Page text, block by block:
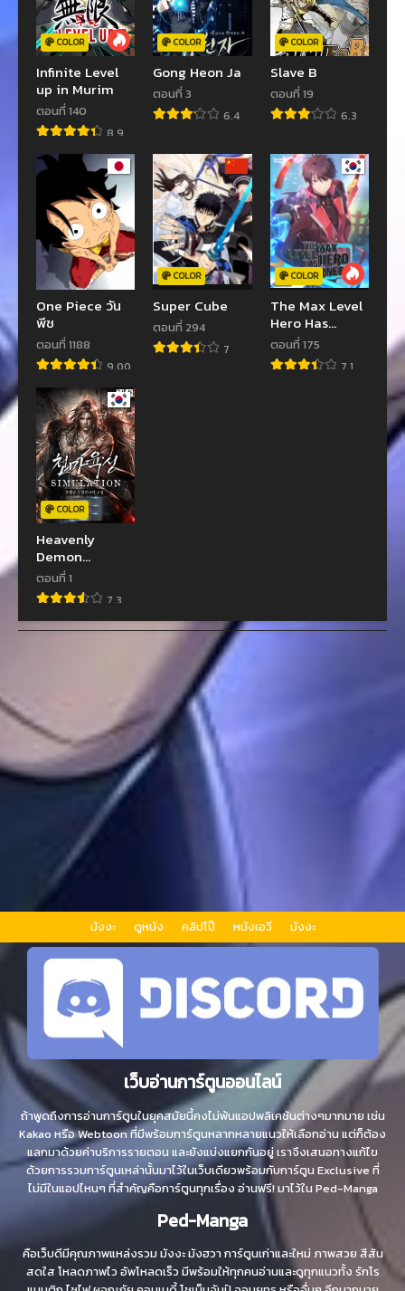
COLOR
Infinite Level
up in Murim
ตอนที่ 140
8.9
COLOR
Gong Heon Ja
ตอนที่ 3
6.4
COLOR
Slave B
ตอนที่ 19
6.3
One Piece วัน
พีช
ตอนที่ 1188
9.00
COLOR
Super Cube
ตอนที่ 294
7
COLOR
The Max Level
Hero Has
Returned!
ตอนที่ 175
7.1
COLOR
Heavenly
Demon
Cultivation
Simulation
ตอนที่ 1
7.3
มังงะ ดูหนัง คลิปโป๊ หนังเอวี มังงะ
เว็บอ่านการ์ตูนออนไลน์
ถ้าพูดถึงการอ่านการ์ตูนในยุคสมัยนี้คงไม่พ้นแอปพลิเคชันต่างๆมากมาย เช่น
Kakao หรือ Webtoon ที่มีพร้อมการ์ตูนหลากหลายแนวให้เลือกอ่าน แต่ก็ต้อง
แลกมาด้วยค่าบริการรายตอน และยังแบ่งแยกกันอยู่ เราจึงเสนอทางแก้ไข
ด้วยการรวมการ์ตูนเหล่านั้นมาไว้ในเว็บเดียวพร้อมกับการ์ตูน Exclusive ที่
ไม่มีในแอปไหนๆ ที่สำคัญคือการ์ตูนทุกเรื่อง อ่านฟรี! มาไว้ใน Ped-Manga
Ped-Manga
คือเว็บดีมีคุณภาพแหล่งรวม มังงะ มังฮวา การ์ตูนเก่าและใหม่ ภาพสวย สีสัน
สดใส โหลดภาพไว อัพโหลดเร็ว มีพร้อมให้ทุกคนอ่านและดูทุกแนวทั้ง รักโร